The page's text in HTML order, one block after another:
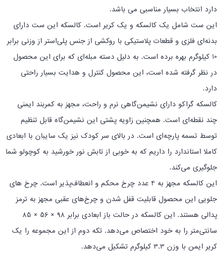
دارد انتخاب بسیار مناسبی می باشد.
این ست شامل یک کالسکه و یک کریر است. کالسکه این ست دارای
بدنه‌ای فلزی و قطعات پلاستیکی با روکشی از جنس پلی‌استر از وزنی برابر
10 کیلوگرم بهره برده است. به دلیل دسته مبله‌ای که برای این محصول
در نظر گرفته شده است، این محصول کنترل و هدایت بسیار راحتی
دارد.
کالسکه گراکو دارای نشیمن‌گاهی نرم و راحت، مجهز به کمربند ایمنی
چند نقطه‌ای است. همچنین زاویه پشتی این نشیمن‌گاه قابل تنظیم
توسط تسمه پارچه‌ای است. در بالای سر کودک نیز یک سایبان با ابعادی
کاملا استاندارد را داریم که به خوبی از تابش نور خورشید به کوچولو شما
جلوگیری می‌کند.
این کالسکه مجهز به 4 عدد چرخ محکم و انعطاف‌پذیر است. چرخ های
جلویی این محصول قابلیت قفل شدن و چرخ‌های عقبی مجهز به ترمز
پدالی هستند. این کالسکه در حالت باز ابعادی برابر 98 × 56 × 85
سانتی‌متر را به خود اختصاص می‌دهد. تکه دوم از این مجموعه را یک
کریر ایمن با وزن 3.3 کیلوگرم تشکیل می‌دهد.